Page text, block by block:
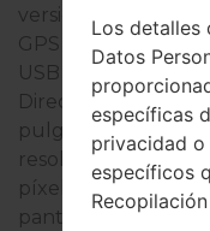
versión 3.1, A2DP,
GPS de Sí A-GPS,
USB 2.0, USB Host,
Direct, hotspot.
pulgadas (~58.2%
resolución de 600 x
píxeles por
pantalla tactil
Los detalles
Datos
específicas
privacidad
específicos